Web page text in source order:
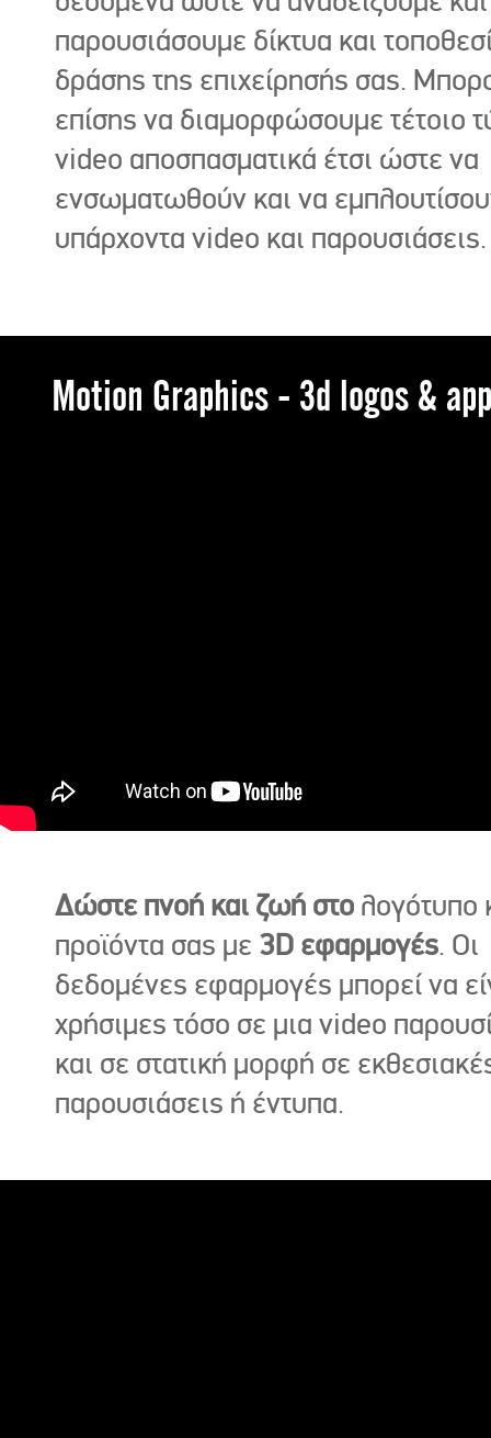
παρουσιάσουμε δίκτυα και
δράσης της επιχείρησής σας.
επίσης να διαμορφώσουμε τέτοιο
video αποσπασματικά έτσι ώστε να
ενσωματωθούν και να
υπάρχοντα video και παρουσιάσεις.
Motion Graphics - 3d logos &
Δώστε πνοή και ζωή στο λογότυπο
προϊόντα σας με 3D εφαρμογές. Οι
δεδομένες εφαρμογές μπορεί να
χρήσιμες τόσο σε μια video
και σε στατική μορφή σε
παρουσιάσεις ή έντυπα.